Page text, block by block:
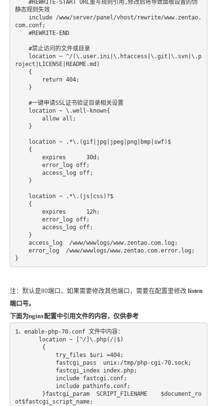
#REWRITE-START URL重写规则引用,修改后将导致面板设置的伪
静态规则失效
include /www/server/panel/vhost/rewrite/www.zentao.
com.conf;
#REWRITE-END
#禁止访问的文件或目录
location ~ ^/(\.user.ini|\.htaccess|\.git|\.svn|\.p
roject|LICENSE|README.md)
{
return 404;
}
#一键申请SSL证书验证目录相关设置
location ~ \.well-known{
allow all;
}
location ~ .*\.(gif|jpg|jpeg|png|bmp|swf)$
{
expires      30d;
error_log off;
access_log off;
}
location ~ .*\.(js|css)?$
{
expires      12h;
error_log off;
access_log off;
}
access_log  /www/wwwlogs/www.zentao.com.log;
error_log  /www/wwwlogs/www.zentao.com.error.log;
}
注：默认是80端口，如果需要修改其他端口，需要在配置里修改 listen
端口号。
下面为nginx配置中引用文件的内容，仅供参考
1、enable-php-70.conf 文件中内容：
ot$fastcgi_script_name;